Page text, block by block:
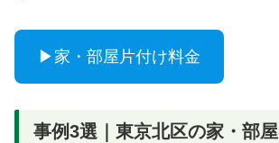
▶家・部屋片付け料金
事例3選｜東京北区の家・部